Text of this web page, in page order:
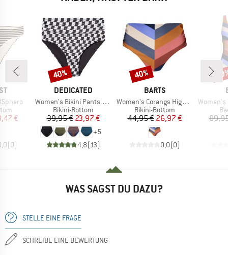
Preis
€
(0)
MARKE
DEDICATED
Artikel
Women's Bikini Pants Slite
Produktgruppe
Bikini-Bottom
Preis
39,95 €reduzierter Preis
23,97 €
+5
4,8(13)
Rabatt
40%
MARKE
BARTS
Artikel
Women's Corangs High Waist Briefs
Produktgruppe
Bikini-Bottom
Preis
44,95 €reduzierter Preis
26,97 €
0,0(0)
Rabatt
40%
Artikel
Women's
WAS SAGST DU DAZU?
STELLE EINE FRAGE
SCHREIBE EINE BEWERTUNG